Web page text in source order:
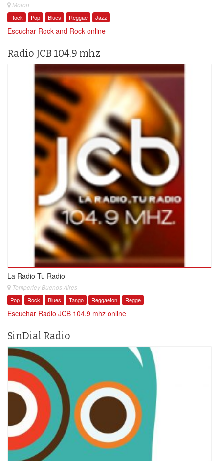
Moron
Rock Pop Blues Reggae Jazz
Escuchar Rock and Rock online
Radio JCB 104.9 mhz
La Radio Tu Radio
Temperley Buenos Aires
Pop Rock Blues Tango Reggaeton Regge
Escuchar Radio JCB 104.9 mhz online
SinDial Radio